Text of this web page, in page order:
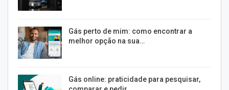
Gás perto de mim: como encontrar a
melhor opção na sua…
Gás online: praticidade para pesquisar,